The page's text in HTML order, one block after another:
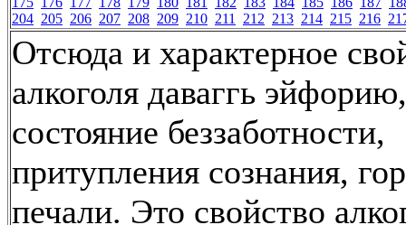
204 205 206 207 208 209 210 211 212 213 214 215 216
Отсюда и характерное
алкоголя даваггь
состояние беззаботности,
притупления сознания,
печали. Это свойство